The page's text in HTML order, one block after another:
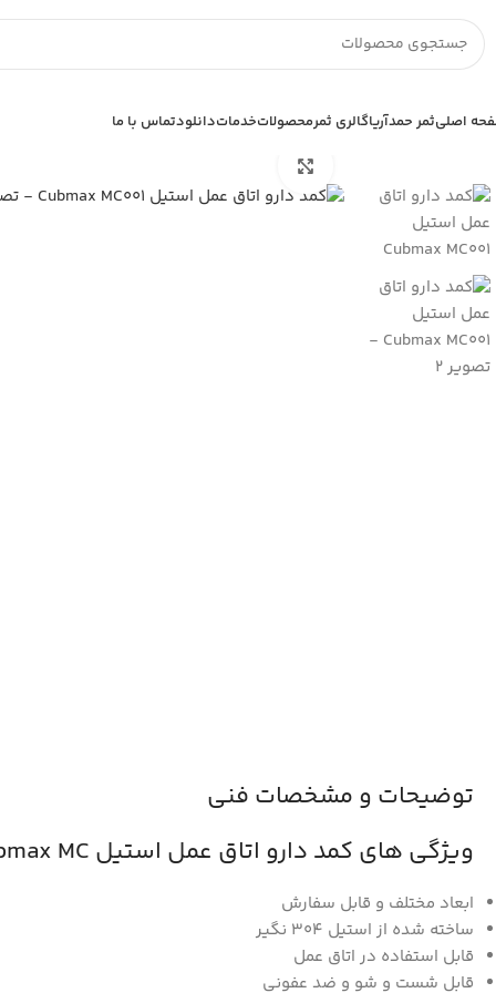
اصلیثمر حمدآریاگالری ثمرمحصولاتخدماتدانلودتماس با ما
توضیحات و مشخصات فنی
ویژگی های کمد دارو اتاق عمل استیل Cubmax MC:
ابعاد مختلف و قابل سفارش
ساخته شده از استیل 304 نگیر
قابل استفاده در اتاق عمل
قابل شست و شو و ضد عفونی